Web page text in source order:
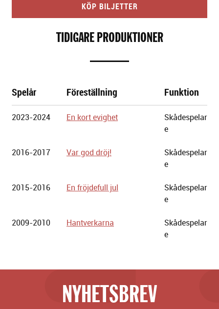
KÖP BILJETTER
TIDIGARE PRODUKTIONER
Göteborgs
Spelår Föreställning Funktion
2023-2024 En kort evighet
Skådespelar
e
2016-2017 Var god dröj!
Skådespelar
e
2015-2016 En fröjdefull jul
Skådespelar
e
2009-2010 Hantverkarna
Skådespelar
e
NYHETSBREV